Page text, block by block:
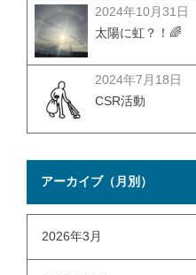
太陽に虹？！🌈
2024年10月31日
CSR活動
2024年7月18日
アーカイブ（月別）
2026年3月